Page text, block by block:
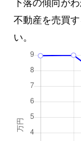
不動産を売買
い。